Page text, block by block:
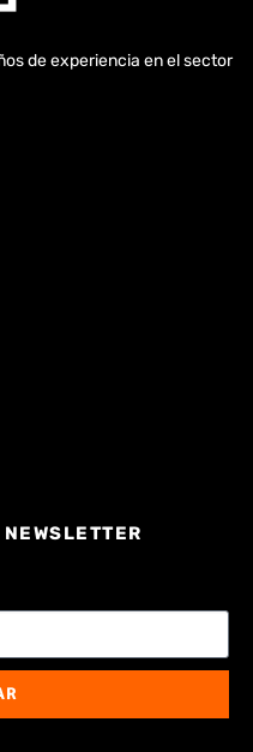
de experiencia en el sector